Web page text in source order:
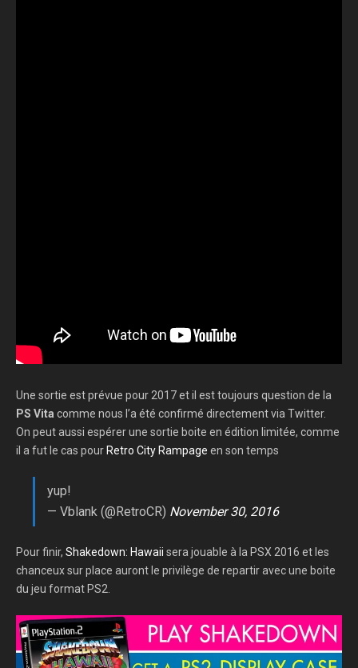
Une sortie est prévue pour 2017 et il est toujours question de la
PS Vita comme nous l’a été confirmé directement via Twitter.
On peut aussi espérer une sortie boite en édition limitée, comme
il a fut le cas pourRetro City Rampage en son temps
yup!
— Vblank (@RetroCR) November 30, 2016
Pour finir, Shakedown: Hawaii sera jouable à la PSX 2016 et les
chanceux sur place auront le privilège de repartir avec une boite
du jeu format PS2.